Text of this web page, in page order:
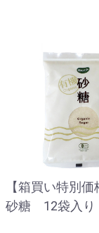
【箱買い特別
砂糖 12袋入り